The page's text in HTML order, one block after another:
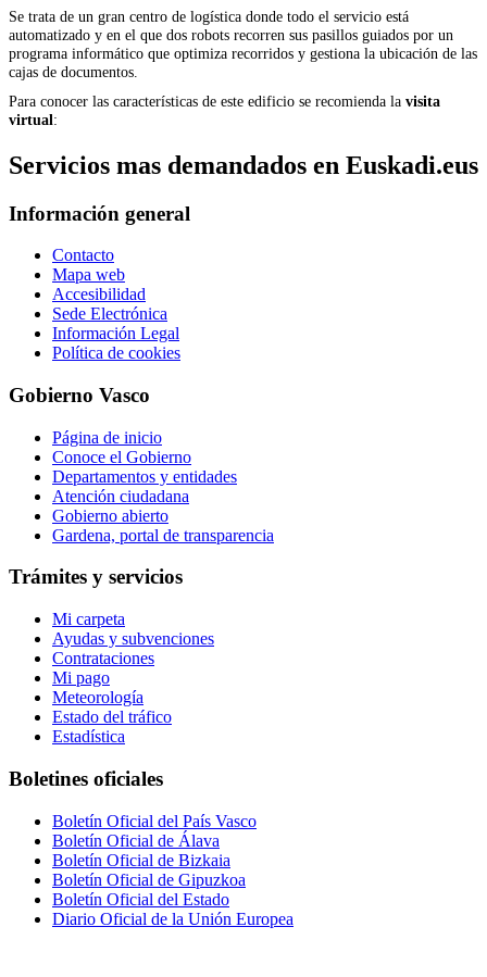
Se trata de un gran centro de logística donde todo el servicio está
automatizado y en el que dos robots recorren sus pasillos guiados por un
programa informático que optimiza recorridos y gestiona la ubicación de las
cajas de documentos.
Para conocer las características de este edificio se recomienda la visita
virtual:
Servicios mas demandados en Euskadi.eus
Información general
Contacto
Mapa web
Accesibilidad
Sede Electrónica
Información Legal
Política de cookies
Gobierno Vasco
Página de inicio
Conoce el Gobierno
Departamentos y entidades
Atención ciudadana
Gobierno abierto
Gardena, portal de transparencia
Trámites y servicios
Mi carpeta
Ayudas y subvenciones
Contrataciones
Mi pago
Meteorología
Estado del tráfico
Estadística
Boletines oficiales
Boletín Oficial del País Vasco
Boletín Oficial de Álava
Boletín Oficial de Bizkaia
Boletín Oficial de Gipuzkoa
Boletín Oficial del Estado
Diario Oficial de la Unión Europea